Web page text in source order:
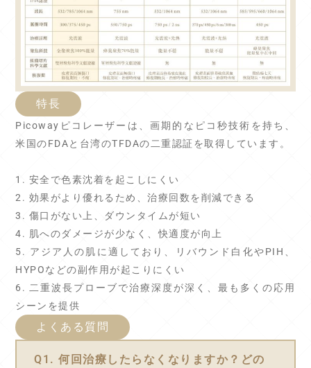
特長
Picowayピコレーザーは、画期的なピコ秒技術を持ち、
米国のFDAと台湾のTFDAの二重認証を取得しています。
1. 安全で色素沈着を起こしにくい
2. 効果がより優れるため、治療回数を削減できる
3. 傷口がない上、ダウンタイムが短い
4. 肌へのダメージが少なく、快適度が向上
5. アジア人の肌に適しており、リバウンド白化やPIH、
HYPOなどの副作用が起こりにくい
6. 二重波長プローブで治療深度が深く、最も多くの応用
シーンを提供
よくある質問
Q1. 何回治療したらなくなりますか？どの